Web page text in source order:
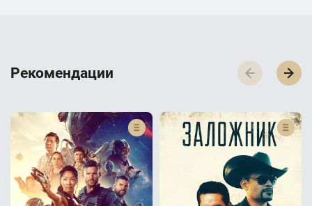
Р­­­е­­­к­­­о­­­м­­­е­­­н­­­д­­­а­­­ц­­­и­­­и